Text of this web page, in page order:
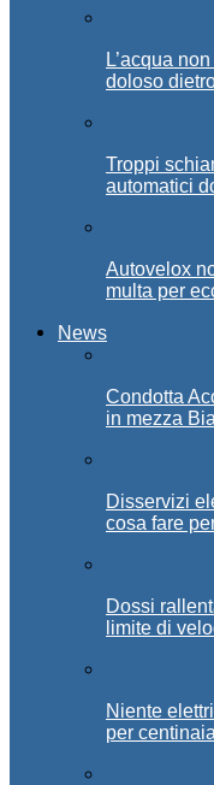
L’acqua
doloso
Troppi
automatici
Autovelox
multa per
News
Condotta
in mezza
Disservizi
cosa fare
Dossi
limite di
Niente
per